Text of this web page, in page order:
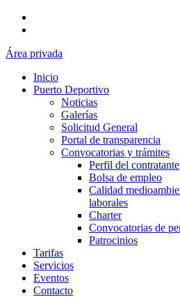
Área privada
Inicio
Puerto Deportivo
Noticias
Galerías
Solicitud General
Portal de transparencia
Convocatorias y trámites
Perfil del contratante
Bolsa de empleo
Calidad
laborales
Charter
Convocatorias de
Patrocinios
Tarifas
Servicios
Eventos
Contacto